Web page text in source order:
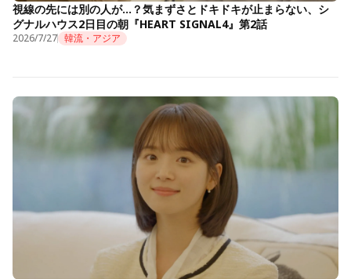
視線の先には別の人が…？気まずさとドキドキが止まらない、シ
グナルハウス2日目の朝『HEART SIGNAL4』第2話
2026/7/27 韓流・アジア